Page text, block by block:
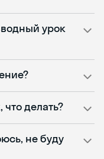
урок
делать?
не буду